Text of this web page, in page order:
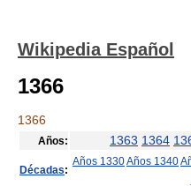
Wikipedia Español
1366
1366
Años: 1363 1364
Décadas:
Años 1330Años 1340